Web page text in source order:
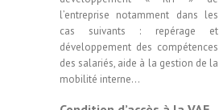
l’entreprise notamment dans les
cas suivants : repérage et
développement des compétences
des salariés, aide à la gestion de la
mobilité interne…